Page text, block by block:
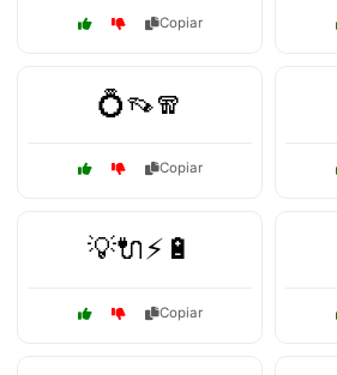
Copiar
💍👡🧣
Copiar
💡🔌⚡🔋
Copiar